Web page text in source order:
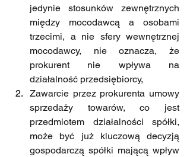
jedynie stosunków zewnętrznych
między mocodawcą a osobami
trzecimi, a nie sfery wewnętrznej
mocodawcy, nie oznacza, że
prokurent nie wpływa na
działalność przedsiębiorcy,
Zawarcie przez prokurenta umowy
sprzedaży towarów, co jest
przedmiotem działalności spółki,
może być już kluczową decyzją
gospodarczą spółki mającą wpływ